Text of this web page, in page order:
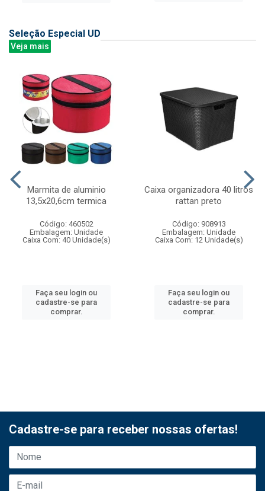
Seleção Especial UD
Veja mais
Marmita de aluminio
13,5x20,6cm termica
Código: 460502
Embalagem: Unidade
Caixa Com: 40 Unidade(s)
Faça seu login ou
cadastre-se para
comprar.
Caixa organizadora 40 litros
rattan preto
Código: 908913
Embalagem: Unidade
Caixa Com: 12 Unidade(s)
Faça seu login ou
cadastre-se para
comprar.
Cadastre-se para receber nossas ofertas!